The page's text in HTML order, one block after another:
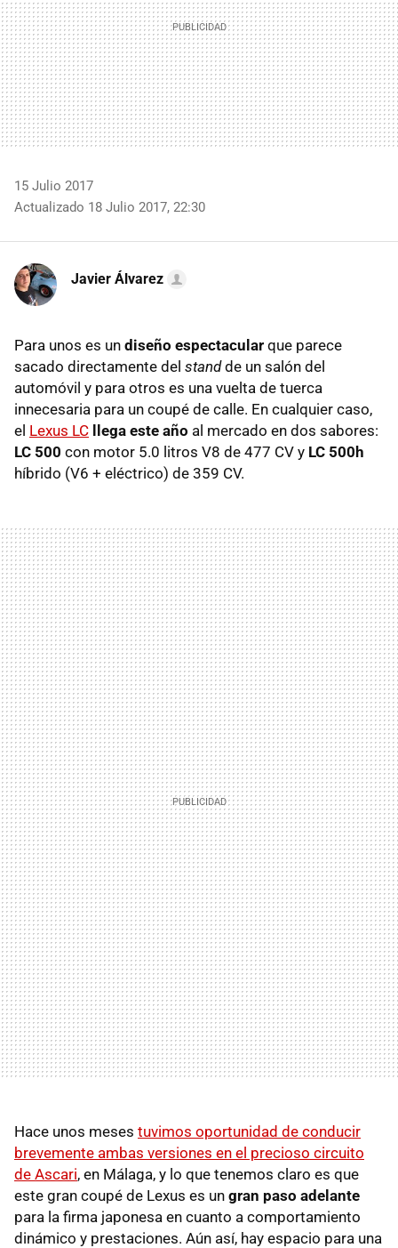
15 Julio 2017
Actualizado 18 Julio 2017, 22:30
Javier Álvarez
Para unos es un diseño espectacular que parece
sacado directamente del standde un salón del
automóvil y para otros es una vuelta de tuerca
innecesaria para un coupé de calle. En cualquier caso,
el Lexus LC llega este año al mercado en dos sabores:
LC 500 con motor 5.0 litros V8 de 477 CV y LC 500h
híbrido (V6 + eléctrico) de 359 CV.
Hace unos meses tuvimos oportunidad de conducir
brevemente ambas versiones en el precioso circuito
de Ascari, en Málaga, y lo que tenemos claro es que
este gran coupé de Lexus es un gran paso adelante
para la firma japonesa en cuanto a comportamiento
dinámico y prestaciones. Aún así, hay espacio para una